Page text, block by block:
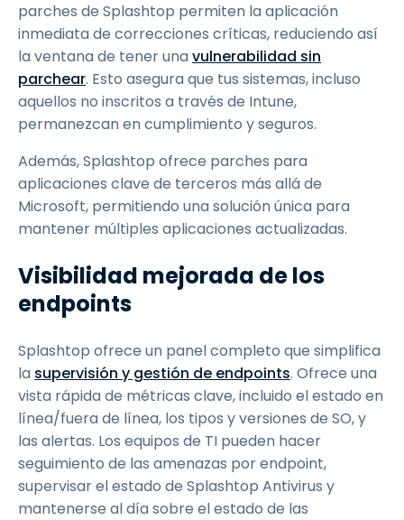
parches de Splashtop permiten la aplicación
inmediata de correcciones críticas, reduciendo así
la ventana de tener unavulnerabilidad sin
parchear. Esto asegura que tus sistemas, incluso
aquellos no inscritos a través de Intune,
permanezcan en cumplimiento y seguros.
Además, Splashtop ofrece parches para
aplicaciones clave de terceros más allá de
Microsoft, permitiendo una solución única para
mantener múltiples aplicaciones actualizadas.
Visibilidad mejorada de los
endpoints
Splashtop ofrece un panel completo que simplifica
la supervisión y gestión de endpoints. Ofrece una
vista rápida de métricas clave, incluido el estado en
línea/fuera de línea, los tipos y versiones de SO, y
las alertas. Los equipos de TI pueden hacer
seguimiento de las amenazas por endpoint,
supervisar el estado de Splashtop Antivirus y
mantenerse al día sobre el estado de las